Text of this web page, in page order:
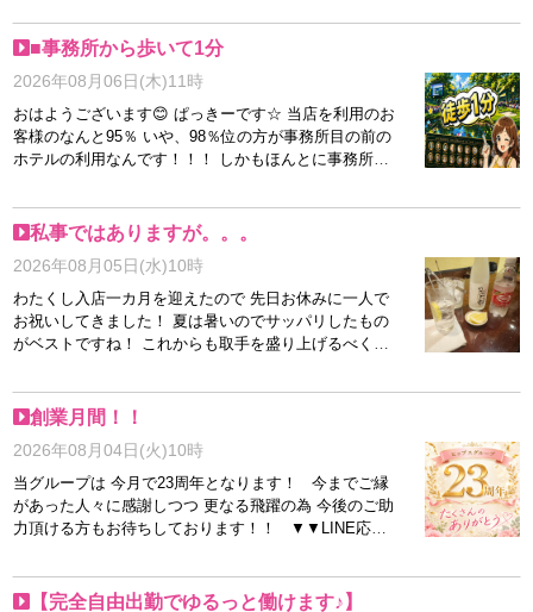
たら、お気軽にご相談いただけたら嬉しいです。
▼▼LINE応募はこちら▼▼
https://line.me/ti/p/l5wVsJhgmf ◆店舗情報 ◆TEL：
0297-77-7702 ◆MAIL：info@hips-toride.com ◆HP：
https://www.hips-toride.com/top.html ◆LINE：
toridehips
で、お客様への還元や 女性が稼ぎやすくなるのが目的
のイベントです。 勿論お給料から雑費も頂きませ
▼▼LINE応募はこちら▼▼
https://line.me/ti/p/l5wVsJhgmf ◆店舗情報 ◆TEL：
0297-77-7702 ◆MAIL：info@hips-toride.com ◆HP：
https://www.hips-toride.com/top.html ◆LINE：
■事務所から歩いて1分
2026年08月06日(木)11時
おはようございます😊 ぱっきーです☆ 当店を利用のお
客様のなんと95％ いや、98％位の方が事務所目の前の
ホテルの利用なんです！！！ しかもほんとに事務所の
す♪ デリヘルって、ロスタイムが多いと思われがちです
が HIPSはロスタイムが無いからガッツリ稼げちゃうの
す♪ 新人さんからはよく 取手でこんなに稼げると思っ
てなかった･･･ もっと早くここに面接来ればよかっ
た･･･ と言われる位、穴場(*'ω'*) この記事をご覧の皆さ
ん、ぜひぜひ お問い合わせだけでもお待ちしておりま
info@hips-toride.com 💚求人LINE：toridehips ※18歳未
満・高校生の応募はできません
私事ではありますが。。。
2026年08月05日(水)10時
わたくし入店一カ月を迎えたので 先日お休みに一人で
お祝いしてきました！ 夏は暑いのでサッパリしたもの
がベストですね！ これからも取手を盛り上げるべく頑
スタッフ・キャスト様も募集しています！ ▼▼LINE応
募はこちら▼▼ https://line.me/ti/p/l5wVsJhgmf ◆店舗
toride.com ◆HP：https://www.hips-toride.com/top.html
◆LINE：toridehips
創業月間！！
2026年08月04日(火)10時
当グループは 今月で23周年となります！ 今までご縁
があった人々に感謝しつつ 更なる飛躍の為 今後のご助
力頂ける方もお待ちしております！！ ▼▼LINE応募
報 ◆TEL：0297-77-7702 ◆MAIL：info@hips-
toride.com ◆HP：https://www.hips-toride.com/top.html
【完全自由出勤でゆるっと働けます♪】